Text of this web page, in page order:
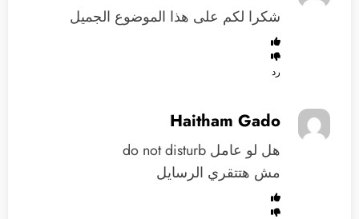
شكرا لكم على هذا الموضوع الجميل
رد
Haitham Gado
هل لو عامل do not disturb
مش هتتقري الرسايل